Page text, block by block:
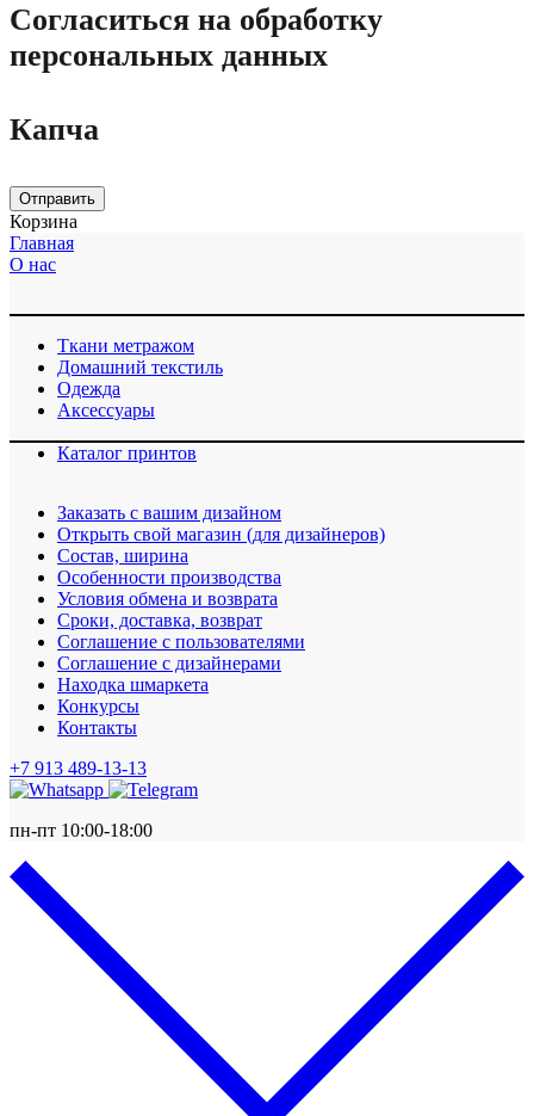
Cогласиться на обработку
персональных данных
Капча
Отправить
Корзина
Главная
О нас
Ткани метражом
Домашний текстиль
Одежда
Аксессуары
Каталог принтов
Заказать с вашим дизайном
Открыть свой магазин (для дизайнеров)
Cостав, ширина
Особенности производства
Условия обмена и возврата
Сроки, доставка, возврат
Соглашение с пользователями
Соглашение с дизайнерами
Находка шмаркета
Конкурсы
Контакты
+7 913 489-13-13
пн-пт 10:00-18:00